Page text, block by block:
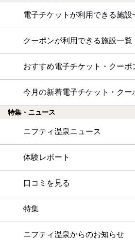
電子チケットが利用できる施設
クーポンが利用できる施設一覧
おすすめ電子チケット・クーポ
今月の新着電子チケット・クー
特集・ニュース
ニフティ温泉ニュース
体験レポート
口コミを見る
特集
ニフティ温泉からのお知らせ